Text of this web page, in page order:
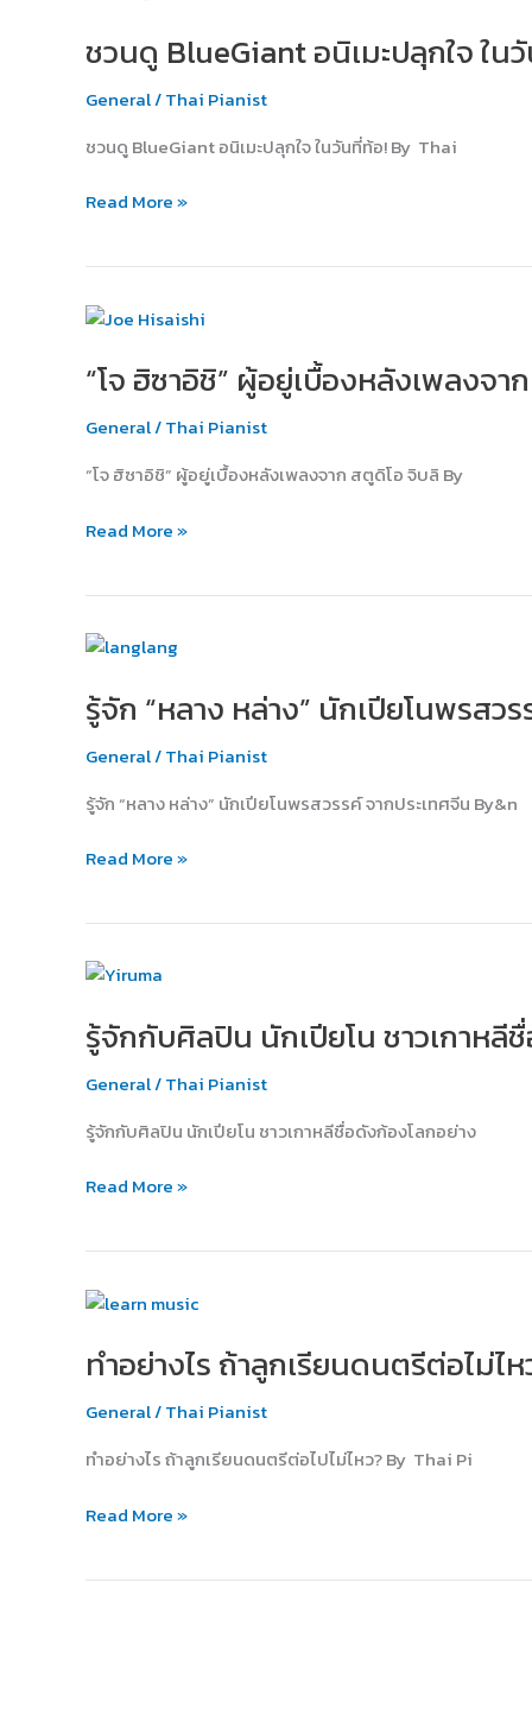
ชวนดู BlueGiant อนิเมะปลุกใจ ใน
General/Thai Pianist
ชวนดู BlueGiant อนิเมะปลุกใจ ในวันที่ท้อ! By Thai
BlueGiant
นิ
ปลุกใจ
วัน
ท้อ!
Read More »
“โจ ฮิซาอิชิ” ผู้อยู่เบื้องหลังเพลงจา
General/Thai Pianist
“โจ ฮิซาอิชิ” ผู้อยู่เบื้องหลังเพลงจาก สตูดิโอ จิบลิ By
“โจ
ซา
ผู้
เบื้อง
เพลง
สตู
ดิโอ
จิบ
Read More »
รู้จัก “หลาง หล่าง” นักเปียโนพรสว
General/Thai Pianist
รู้จัก “หลาง หล่าง” นักเปียโนพรสวรรค์ จากประเทศจีน By&n
รู้จัก
หล่าง”
นัก
เปีย
พรสวรรค์
ประเทศ
Read More »
รู้จักกับศิลปิน นักเปียโน ชาวเกาหลี
General/Thai Pianist
รู้จักกับศิลปิน นักเปียโน ชาวเกาหลีชื่อดังก้องโลกอย่าง
รู้จัก
ศิลปิน
นัก
เปีย
ชาว
ชื่อ
ก้อง
โลก
อย่าง
Read More »
ทำอย่างไร ถ้าลูกเรียนดนตรีต่อไม่ไห
General/Thai Pianist
ทำอย่างไร ถ้าลูกเรียนดนตรีต่อไปไม่ไหว? By Thai Pi
ทำ
ถ้า
เรียน
ต่อ
ไหว
Read More »